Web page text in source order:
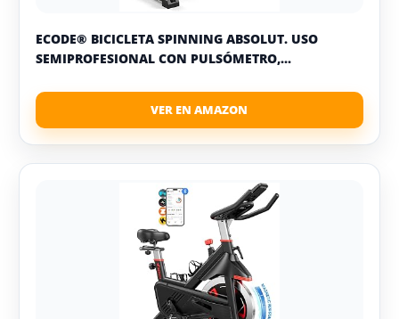
ECODE® BICICLETA SPINNING ABSOLUT. USO
SEMIPROFESIONAL CON PULSÓMETRO,...